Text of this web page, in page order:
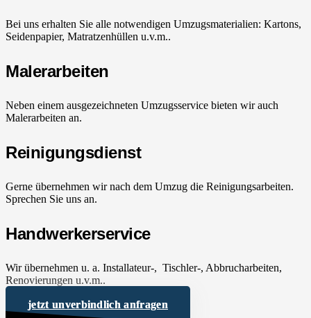
Bei uns erhalten Sie alle notwendigen Umzugsmaterialien: Kartons,
Seidenpapier, Matratzenhüllen u.v.m..
Malerarbeiten
Neben einem ausgezeichneten Umzugsservice bieten wir auch
Malerarbeiten an.
Reinigungsdienst
Gerne übernehmen wir nach dem Umzug die Reinigungsarbeiten.
Sprechen Sie uns an.
Handwerkerservice
Wir übernehmen u. a. Installateur-, Tischler-, Abbrucharbeiten,
Renovierungen u.v.m..
jetzt unverbindlich anfragen